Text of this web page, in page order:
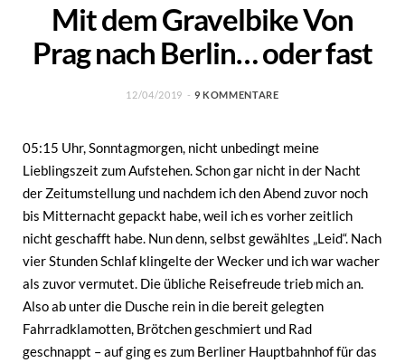
Mit dem Gravelbike Von
Prag nach Berlin… oder fast
12/04/2019 9 KOMMENTARE
05:15 Uhr, Sonntagmorgen, nicht unbedingt meine
Lieblingszeit zum Aufstehen. Schon gar nicht in der Nacht
der Zeitumstellung und nachdem ich den Abend zuvor noch
bis Mitternacht gepackt habe, weil ich es vorher zeitlich
nicht geschafft habe. Nun denn, selbst gewähltes „Leid“. Nach
vier Stunden Schlaf klingelte der Wecker und ich war wacher
als zuvor vermutet. Die übliche Reisefreude trieb mich an.
Also ab unter die Dusche rein in die bereit gelegten
Fahrradklamotten, Brötchen geschmiert und Rad
geschnappt – auf ging es zum Berliner Hauptbahnhof für das